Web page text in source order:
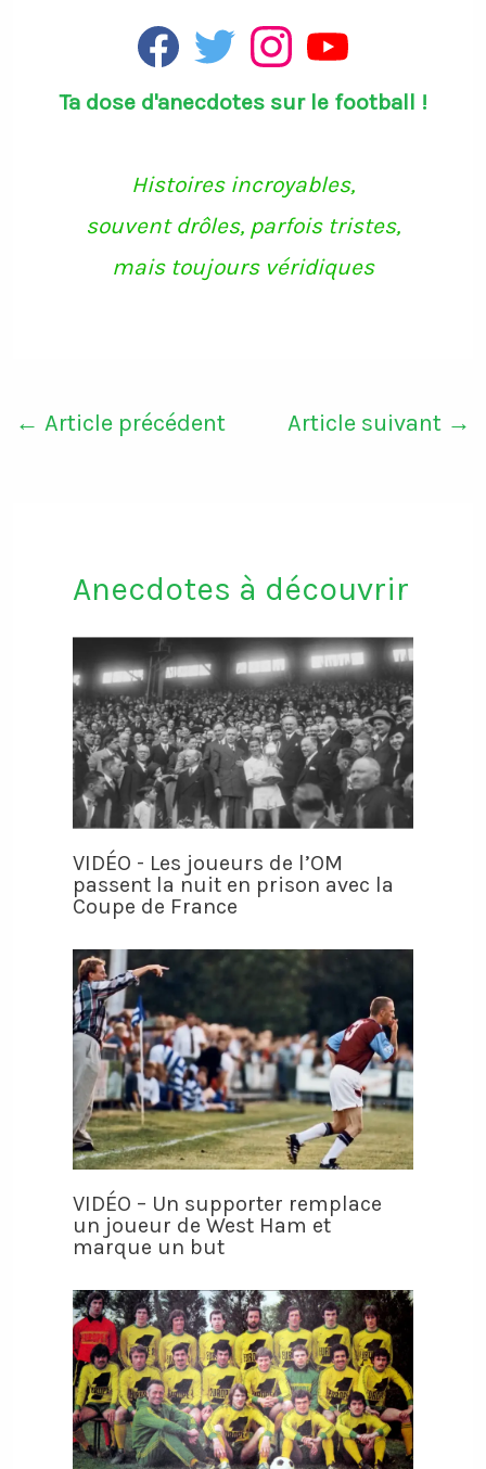
F
a
e
w
t
I
n
t
m
Y
T
Ta dose d'anecdotes sur le football !
Histoires incroyables,
souvent drôles, parfois tristes,
mais toujours véridiques
← Article précédent Article suivant →
Anecdotes à découvrir
VIDÉO - Les joueurs de l’OM
passent la nuit en prison avec la
Coupe de France
VIDÉO – Un supporter remplace
un joueur de West Ham et
marque un but